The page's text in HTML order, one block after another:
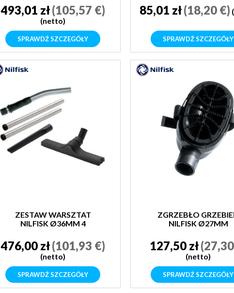
493,01 zł(105,57 €)
(netto)
SPRAWDŹ SZCZEGÓŁY
ATTIX4
85,01 zł(18,20 €)
SPRAWDŹ SZCZEGÓŁY
ZESTAW WARSZTAT
NILFISK Ø36MM 4
476,00 zł(101,93 €)
(netto)
SPRAWDŹ SZCZEGÓŁY
ZGRZEBŁO
NILFISK Ø27MM
127,50 zł
(netto)
SPRAWDŹ SZCZEGÓŁY